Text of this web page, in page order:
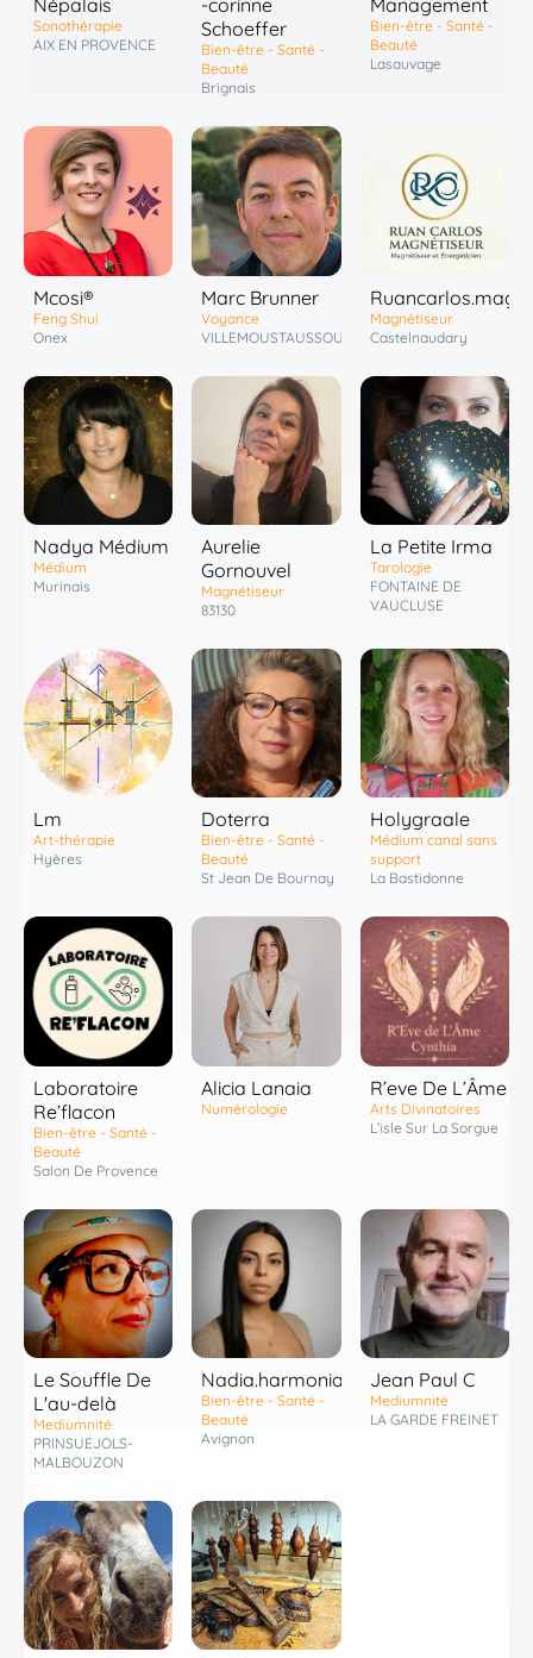
Népalais
Sonothérapie
AIX EN PROVENCE
-corinne
Schoeffer
Bien-être - Santé -
Beauté
Brignais
Management
Bien-être - Santé -
Beauté
Lasauvage
Mcosi®
Feng Shui
Onex
Marc Brunner
Voyance
VILLEMOUSTAUSSOU
Magnétiseur
Castelnaudary
Nadya Médium
Médium
Murinais
Aurelie
Gornouvel
Magnétiseur
83130
La Petite Irma
Tarologie
FONTAINE DE
VAUCLUSE
Lm
Art-thérapie
Hyères
Doterra
Bien-être - Santé -
Beauté
St Jean De Bournay
Holygraale
Médium canal sans
support
La Bastidonne
Laboratoire
Re’flacon
Bien-être - Santé -
Beauté
Salon De Provence
Alicia Lanaia
Numérologie
R’eve De L’Âme
Arts Divinatoires
L’isle Sur La Sorgue
Le Souffle De
L'au-delà
Mediumnité
PRINSUEJOLS-
MALBOUZON
Nadia.harmonia
Bien-être - Santé -
Beauté
Avignon
Jean Paul C
Mediumnité
LA GARDE FREINET